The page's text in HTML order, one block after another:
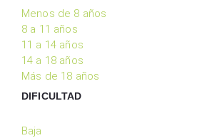
Menos de 8 años
8 a 11 años
11 a 14 años
14 a 18 años
Más de 18 años
DIFICULTAD
Baja